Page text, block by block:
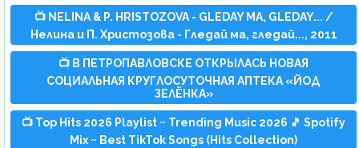
📺 NELINA & P. HRISTOZOVA - GLEDAY MA, GLEDAY... /
Нелина и П. Христозова - Гледай ма, гледай..., 2011
📺 В ПЕТРОПАВЛОВСКЕ ОТКРЫЛАСЬ НОВАЯ
СОЦИАЛЬНАЯ КРУГЛОСУТОЧНАЯ АПТЕКА «ЙОД
ЗЕЛЁНКА»
📺 Top Hits 2026 Playlist ~ Trending Music 2026 🎵 Spotify
Mix ~ Best TikTok Songs (Hits Collection)